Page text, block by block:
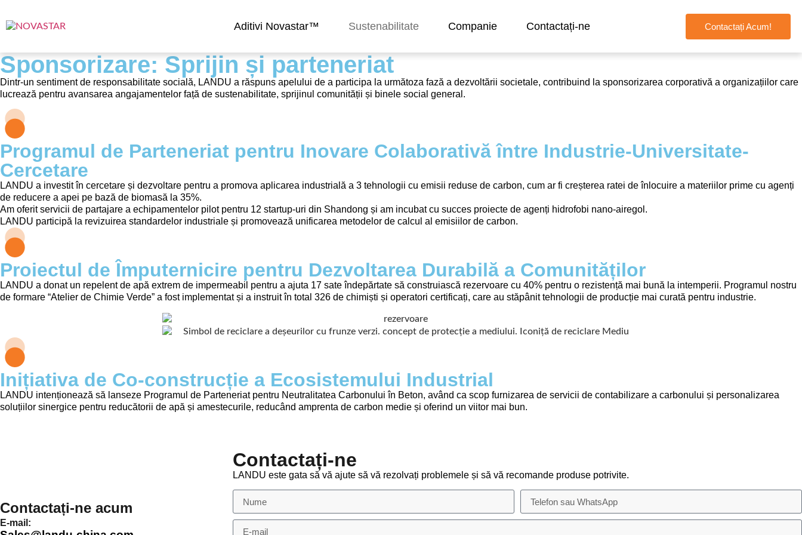
Aditivi Novastar™ Sustenabilitate Companie Contactați-ne Contactați Acum!
Sponsorizare: Sprijin și parteneriat
Dintr-un sentiment de responsabilitate socială, LANDU a răspuns apelului de a participa la următoza fază a dezvoltării societale, contribuind la sponsorizarea corporativă a organizațiilor care
lucrează pentru avansarea angajamentelor față de sustenabilitate, sprijinul comunității și binele social general.
Programul de Parteneriat pentru Inovare Colaborativă între Industrie-Universitate-
Cercetare
LANDU a investit în cercetare și dezvoltare pentru a promova aplicarea industrială a 3 tehnologii cu emisii reduse de carbon, cum ar fi creșterea ratei de înlocuire a materiilor prime cu agenți
de reducere a apei pe bază de biomasă la 35%.
Am oferit servicii de partajare a echipamentelor pilot pentru 12 startup-uri din Shandong și am incubat cu succes proiecte de agenți hidrofobi nano-airegol.
LANDU participă la revizuirea standardelor industriale și promovează unificarea metodelor de calcul al emisiilor de carbon.
Proiectul de Împuternicire pentru Dezvoltarea Durabilă a Comunităților
LANDU a donat un repelent de apă extrem de impermeabil pentru a ajuta 17 sate îndepărtate să construiască rezervoare cu 40% pentru o rezistență mai bună la intemperii. Programul nostru
de formare “Atelier de Chimie Verde” a fost implementat și a instruit în total 326 de chimiști și operatori certificați, care au stăpânit tehnologii de producție mai curată pentru industrie.
Inițiativa de Co-construcție a Ecosistemului Industrial
LANDU intenționează să lanseze Programul de Parteneriat pentru Neutralitatea Carbonului în Beton, având ca scop furnizarea de servicii de contabilizare a carbonului și personalizarea
soluțiilor sinergice pentru reducătorii de apă și amestecurile, reducând amprenta de carbon medie și oferind un viitor mai bun.
Contactați-ne acum
E-mail:
Contactați-ne
LANDU este gata să vă ajute să vă rezolvați problemele și să vă recomande produse potrivite.